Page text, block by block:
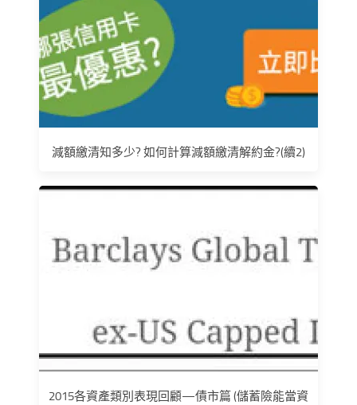
減額繳清知多少? 如何計算減額繳清解約金?(續2)
2015各資產類別表現回顧—債市篇 (儲蓄險能當資